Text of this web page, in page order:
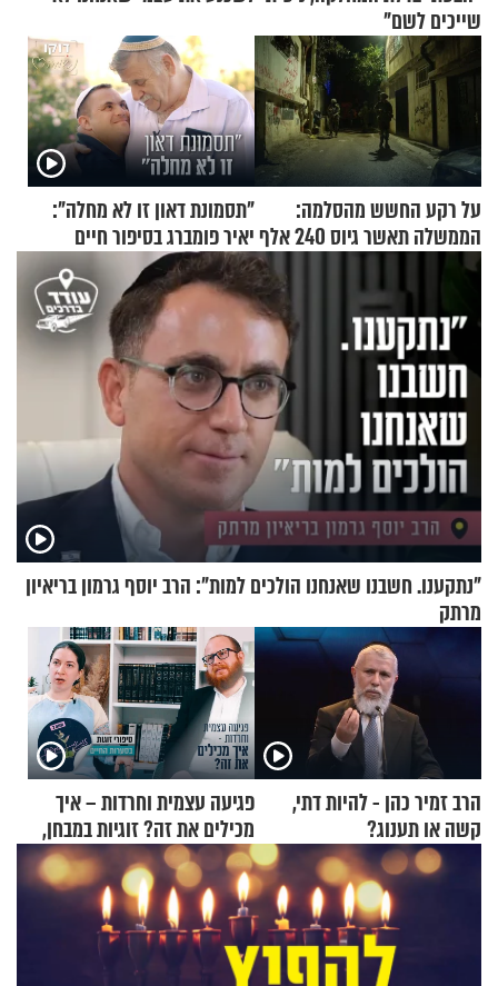
שייכים לשם"
על רקע החשש מהסלמה:
הממשלה תאשר גיוס 240 אלף
אנשי מילואים
"תסמונת דאון זו לא מחלה":
יאיר פומברג בסיפור חיים
מעורר השראה
"נתקענו. חשבנו שאנחנו הולכים למות": הרב יוסף גרמון בריאיון
מרתק
הרב זמיר כהן - להיות דתי,
קשה או תענוג?
פגיעה עצמית וחרדות – איך
מכילים את זה? זוגיות במבחן,
הפעם עם יהודית ואלתר כהן